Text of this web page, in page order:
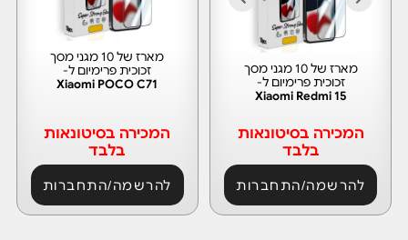
מארז של 10 מגני מסך
זכוכית פרימיום ל-
Xiaomi Redmi 15
המכירה בסיטונאות
בלבד
להרשמה/התחברות
מארז של 10 מגני מסך
זכוכית פרימיום ל-
Xiaomi POCO C71
המכירה בסיטונאות
בלבד
להרשמה/התחברות